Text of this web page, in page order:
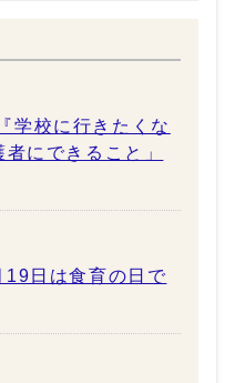
学校に行きたくな
にできること」
19日は食育の日で